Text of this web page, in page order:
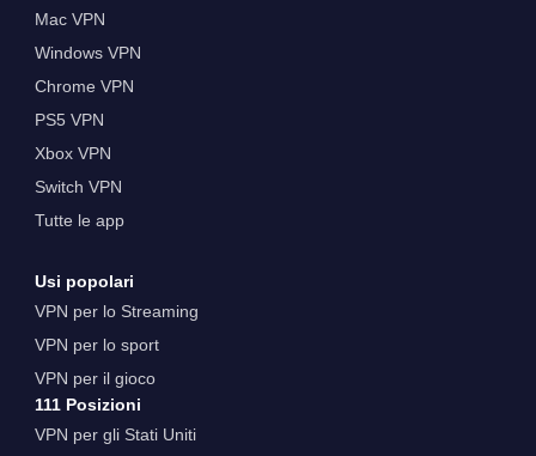
Mac VPN
Windows VPN
Chrome VPN
PS5 VPN
Xbox VPN
Switch VPN
Tutte le app
Usi popolari
VPN per lo Streaming
VPN per lo sport
VPN per il gioco
111 Posizioni
VPN per gli Stati Uniti